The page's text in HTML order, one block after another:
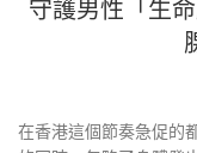
守護男性「生
在香港這個節奏急促的